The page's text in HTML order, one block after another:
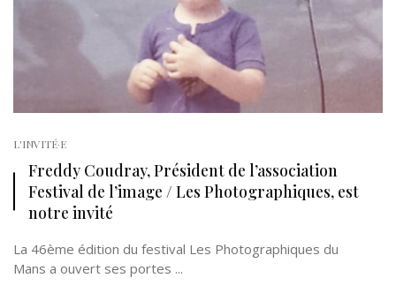
L'INVITÉ·E
Freddy Coudray, Président de l’association
Festival de l’image / Les Photographiques, est
notre invité
La 46ème édition du festival Les Photographiques du
Mans a ouvert ses portes ...